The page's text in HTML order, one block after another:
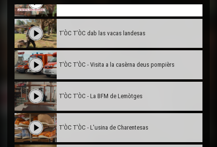
T’ÒC T’ÒC dab las vacas landesas
T'ÒC T'ÒC - Visita a la casèrna deus pompièrs
T'ÒC T'ÒC - La BFM de Lemòtges
T'ÒC T'ÒC - L'usina de Charentesas